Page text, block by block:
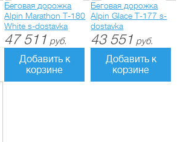
Беговая дорожка
Alpin Marathon T-180
White s-dostavka
47 511 руб.
Добавить к
корзине
Беговая дорожка
Alpin Glace T-177 s-
dostavka
43 551 руб.
Добавить к
корзине